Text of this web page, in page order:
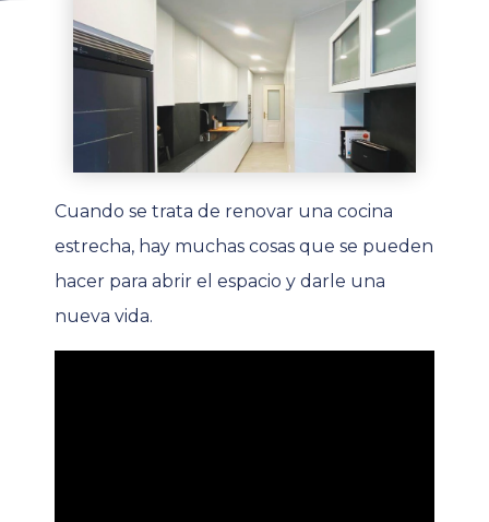
Cuando se trata de renovar una cocina
estrecha, hay muchas cosas que se pueden
hacer para abrir el espacio y darle una
nueva vida.